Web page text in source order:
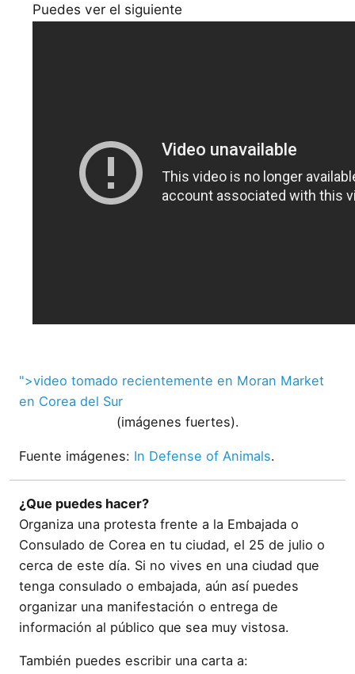
Puedes ver el siguiente
">video tomado recientemente en Moran Market
en Corea del Sur
(imágenes fuertes).
Fuente imágenes: In Defense of Animals.
¿Que puedes hacer?
Organiza una protesta frente a la Embajada o
Consulado de Corea en tu ciudad, el 25 de julio o
cerca de este dí­a. Si no vives en una ciudad que
tenga consulado o embajada, aún así­ puedes
organizar una manifestación o entrega de
información al público que sea muy vistosa.
También puedes escribir una carta a: